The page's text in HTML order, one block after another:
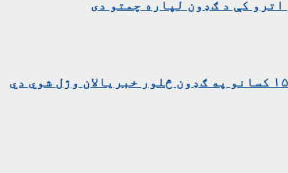
کې د ګډون لپاره چمتو دی